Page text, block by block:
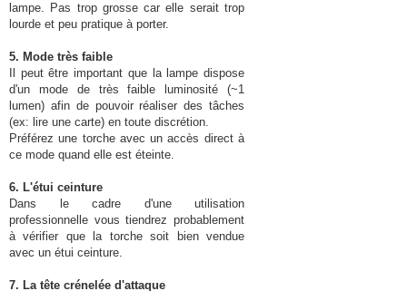
lampe. Pas trop grosse car elle serait trop
lourde et peu pratique à porter.
5. Mode très faible
Il peut être important que la lampe dispose
d'un mode de très faible luminosité (~1
lumen) afin de pouvoir réaliser des tâches
(ex: lire une carte) en toute discrétion.
Préférez une torche avec un accès direct à
ce mode quand elle est éteinte.
6. L'étui ceinture
Dans le cadre d'une utilisation
professionnelle vous tiendrez probablement
à vérifier que la torche soit bien vendue
avec un étui ceinture.
7. La tête crénelée d'attaque